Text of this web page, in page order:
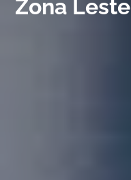
Zona Leste